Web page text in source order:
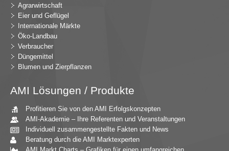
Agrarwirtschaft
Eier und Geflügel
Internationale Märkte
Öko-Landbau
Verbraucher
Düngemittel
Blumen und Zierpflanzen
AMI Lösungen / Produkte
Profitieren Sie von den AMI Erfolgskonzepten
AMI-Akademie – Ihre Referenten und Veranstaltungen
Individuell zusammengestellte Fakten und News
Beratung durch die AMI Marktexperten